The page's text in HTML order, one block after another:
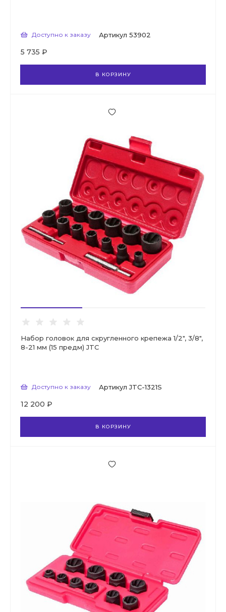
Доступно к заказу Артикул 53902
5 735 ₽
В КОРЗИНУ
Набор головок для скругленного крепежа 1/2", 3/8",
8-21 мм (15 предм) JTC
Доступно к заказу Артикул JTC-1321S
12 200 ₽
В КОРЗИНУ